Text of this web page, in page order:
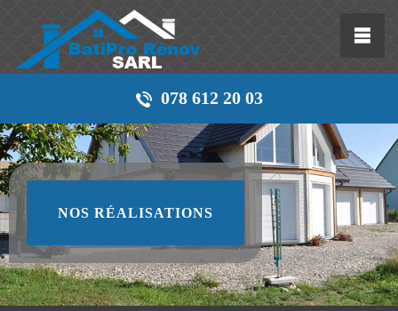
078 612 20 03
NOS RÉALISATIONS